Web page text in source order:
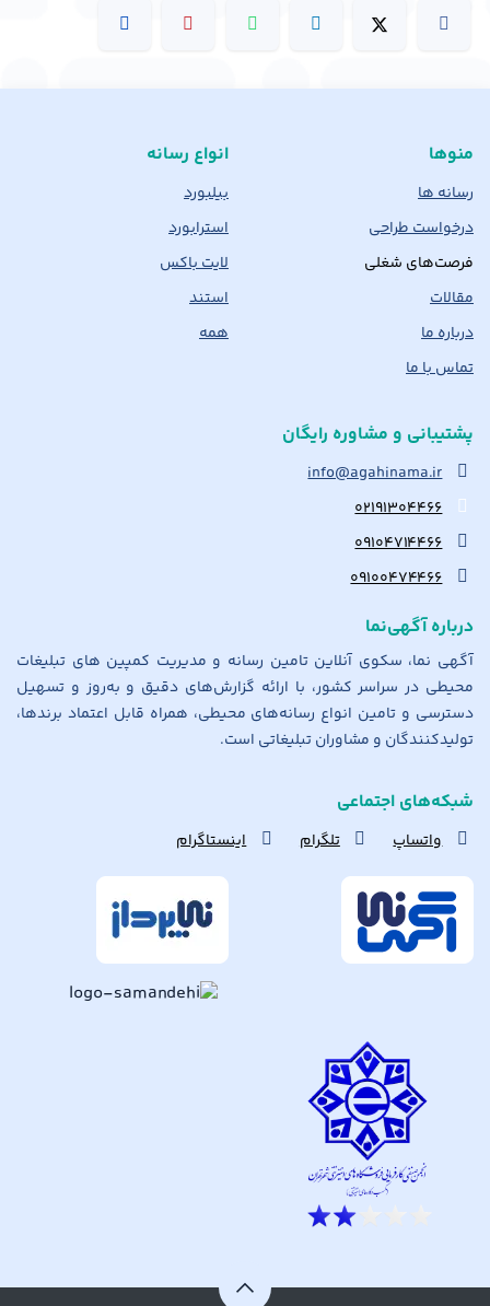
منوها
رسانه ها
درخواست طراحی
فرصت‌های شغلی
مقالات
درباره ما
تماس با ما
انواع رسانه
بیلبورد
استرابورد
لایت باکس
استند
همه
پشتیبانی و مشاوره رایگان
info@agahinama.ir
۰۲۱۹۱۳۰۴۴۶۶
۰۹۱۰۴۷۱۴۴۶۶
۰۹۱۰۰۴۷۴۴۶۶
درباره آگهی‌نما
آگهی نما، سکوی آنلاین تامین رسانه و مدیریت کمپین های تبلیغات
محیطی در سراسر کشور، با ارائه گزارش‌های دقیق و به‌روز و تسهیل
دسترسی و تامین انواع رسانه‌های محیطی، همراه قابل اعتماد برندها،
تولیدکنندگان و مشاوران تبلیغاتی است.
شبکه‌های اجتماعی
واتساپ تلگرام اینستاگرام